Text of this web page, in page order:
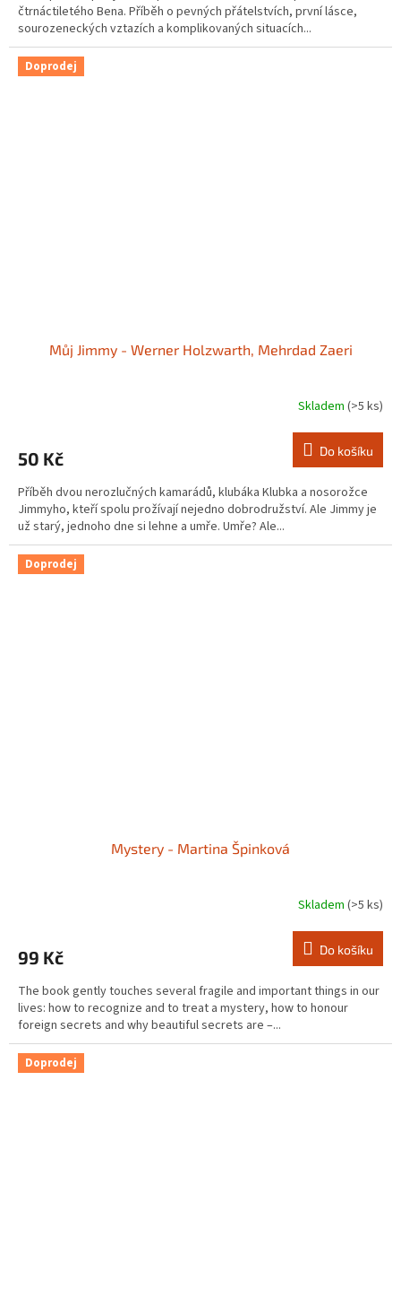
čtrnáctiletého Bena. Příběh o pevných přátelstvích, první lásce,
sourozeneckých vztazích a komplikovaných situacích...
Doprodej
Můj Jimmy - Werner Holzwarth, Mehrdad Zaeri
Skladem (>5 ks)
50 Kč Do košíku
Příběh dvou nerozlučných kamarádů, klubáka Klubka a nosorožce
Jimmyho, kteří spolu prožívají nejedno dobrodružství. Ale Jimmy je
už starý, jednoho dne si lehne a umře. Umře? Ale...
Doprodej
Mystery - Martina Špinková
Skladem (>5 ks)
99 Kč Do košíku
The book gently touches several fragile and important things in our
lives: how to recognize and to treat a mystery, how to honour
foreign secrets and why beautiful secrets are –...
Doprodej